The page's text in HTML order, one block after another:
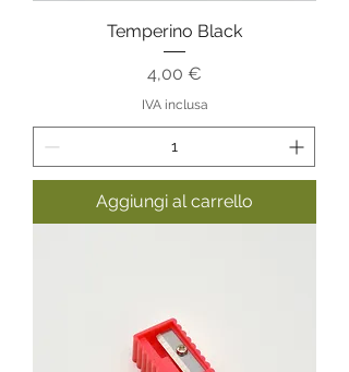
Temperino Black
Prezzo
4,00 €
IVA inclusa
Aggiungi al carrello